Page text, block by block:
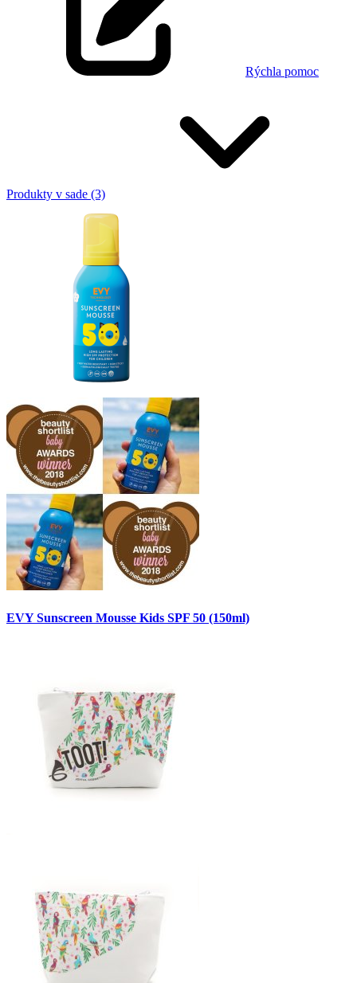
Rýchla pomoc
Produkty v sade (3)
EVY Sunscreen Mousse Kids SPF 50 (150ml)